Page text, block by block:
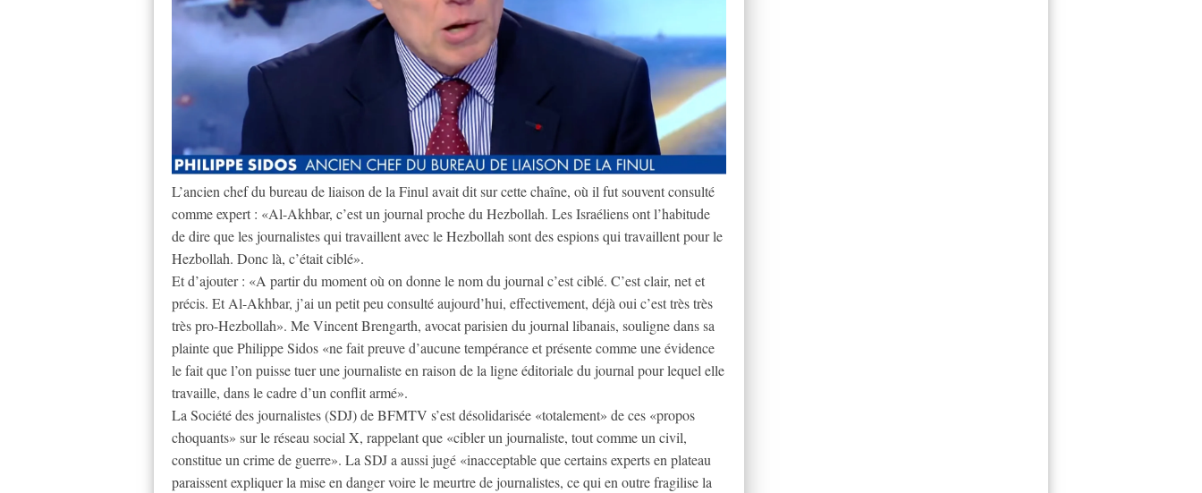
L’ancien chef du bureau de liaison de la Finul avait dit sur cette chaîne, où il fut souvent consulté
comme expert : «Al-Akhbar, c’est un journal proche du Hezbollah. Les Israéliens ont l’habitude
de dire que les journalistes qui travaillent avec le Hezbollah sont des espions qui travaillent pour le
Hezbollah. Donc là, c’était ciblé».
Et d’ajouter : «A partir du moment où on donne le nom du journal c’est ciblé. C’est clair, net et
précis. Et Al-Akhbar, j’ai un petit peu consulté aujourd’hui, effectivement, déjà oui c’est très très
très pro-Hezbollah». Me Vincent Brengarth, avocat parisien du journal libanais, souligne dans sa
plainte que Philippe Sidos «ne fait preuve d’aucune tempérance et présente comme une évidence
le fait que l’on puisse tuer une journaliste en raison de la ligne éditoriale du journal pour lequel elle
travaille, dans le cadre d’un conflit armé».
La Société des journalistes (SDJ) de BFMTV s’est désolidarisée «totalement» de ces «propos
choquants» sur le réseau social X, rappelant que «cibler un journaliste, tout comme un civil,
constitue un crime de guerre». La SDJ a aussi jugé «inacceptable que certains experts en plateau
paraissent expliquer la mise en danger voire le meurtre de journalistes, ce qui en outre fragilise la